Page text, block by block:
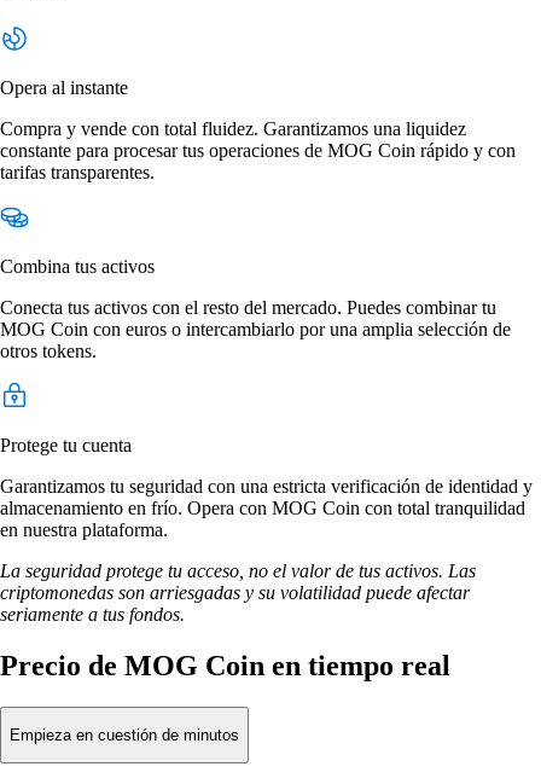
Opera al instante
Compra y vende con total fluidez. Garantizamos una liquidez
constante para procesar tus operaciones de MOG Coin rápido y con
tarifas transparentes.
Combina tus activos
Conecta tus activos con el resto del mercado. Puedes combinar tu
MOG Coin con euros o intercambiarlo por una amplia selección de
otros tokens.
Protege tu cuenta
Garantizamos tu seguridad con una estricta verificación de identidad y
almacenamiento en frío. Opera con MOG Coin con total tranquilidad
en nuestra plataforma.
La seguridad protege tu acceso, no el valor de tus activos. Las
criptomonedas son arriesgadas y su volatilidad puede afectar
seriamente a tus fondos.
Precio de MOG Coin en tiempo real
Empieza en cuestión de minutos